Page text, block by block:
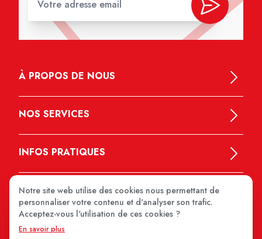
À PROPOS DE NOUS
NOS SERVICES
INFOS PRATIQUES
Notre site web utilise des cookies nous permettant de
personnaliser votre contenu et d'analyser son trafic.
Acceptez-vous l'utilisation de ces cookies ?
En savoir plus